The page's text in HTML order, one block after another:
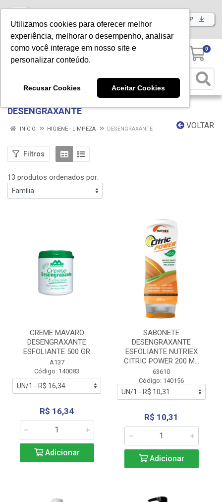
Utilizamos cookies para oferecer melhor
experiência, melhorar o desempenho, analisar
como você interage em nosso site e
personalizar conteúdo.
Recusar Cookies Aceitar Cookies
Baixe já nosso APP
0
DESENGRAXANTE
VOLTAR
INÍCIO HIGIENE - LIMPEZA DESENGRAXANTE
Filtros
13 produtos ordenados por:
CREME MAVARO
DESENGRAXANTE
ESFOLIANTE 500 GR
A137
Código: 140083
R$ 16,34
Adicionar
SABONETE
DESENGRAXANTE
ESFOLIANTE NUTRIEX
CITRIC POWER 200 M...
63610
Código: 140156
R$ 10,31
Adicionar